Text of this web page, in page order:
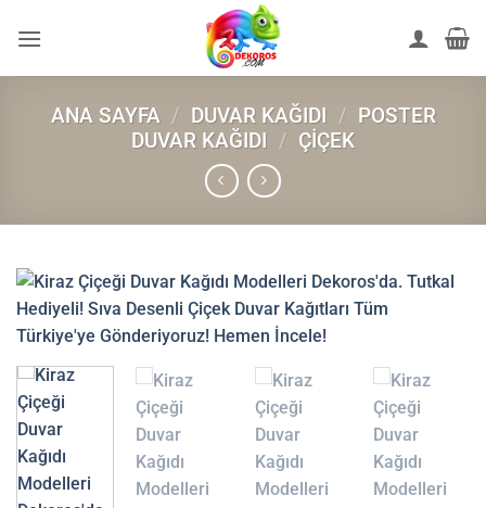
atla
ANA SAYFA / DUVAR KAĞIDI / POSTER
DUVAR KAĞIDI / ÇIÇEK